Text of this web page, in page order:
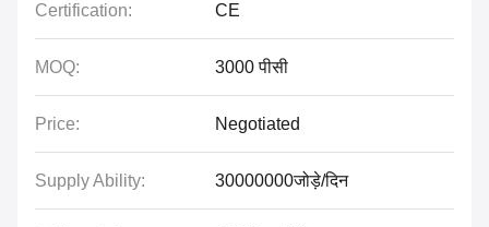
Certification: CE
MOQ: 3000 पीसी
Price: Negotiated
Supply Ability: 30000000जोड़े/दिन